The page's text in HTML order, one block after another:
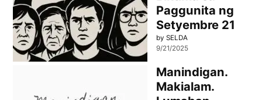
Paggunita ng
Setyembre 21
by SELDA
9/21/2025
Manindigan.
Makialam.